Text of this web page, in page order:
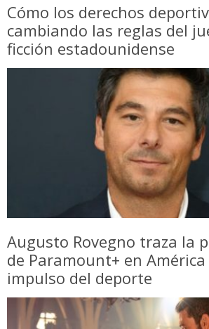
Cómo los derechos
cambiando las reglas del
ficción estadounidense
Augusto Rovegno traza la
de Paramount+ en
impulso del deporte